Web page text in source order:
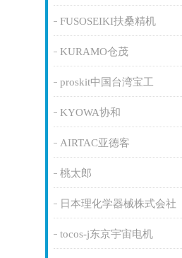
FUSOSEIKI扶桑精机
KURAMO仓茂
proskit中国台湾宝工
KYOWA协和
AIRTAC亚德客
桃太郎
日本理化学器械株式会社
tocos-j东京宇宙电机